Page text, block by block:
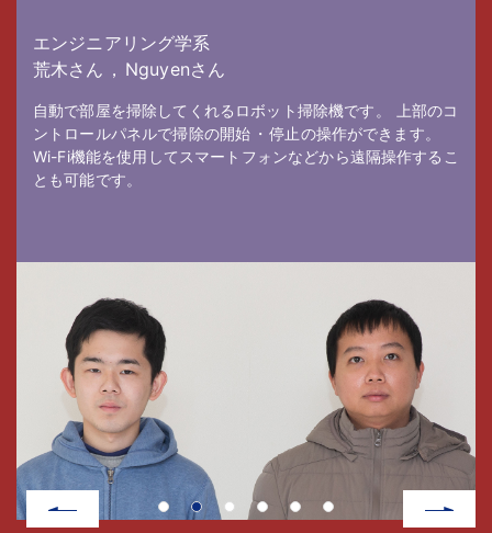
音庭のエイン
～魔法仕掛けの調律師～
， ，
，
，
エンジニアリング学系
荒木さん ， Nguyenさん
自動で部屋を掃除してくれるロボット掃除機です 。
上部のコ
ントロールパネルで掃除の開始 ・ 停止の操作ができます。
Wi-Fi機能を使用してスマートフォンなどから遠隔操作するこ
とも可能です。
， ，
。
，
。
，
，
。
，
， ，
。
，
， ，
。
，